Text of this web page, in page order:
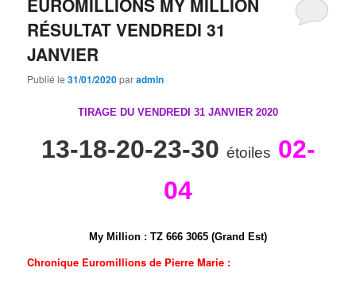
EUROMILLIONS MY MILLION
RÉSULTAT VENDREDI 31
JANVIER
Publié le31/01/2020paradmin
TIRAGE DU VENDREDI 31 JANVIER 2020
13-18-20-23-30 étoiles 02-
04
My Million : TZ 666 3065 (Grand Est)
Chronique Euromillions de Pierre Marie :